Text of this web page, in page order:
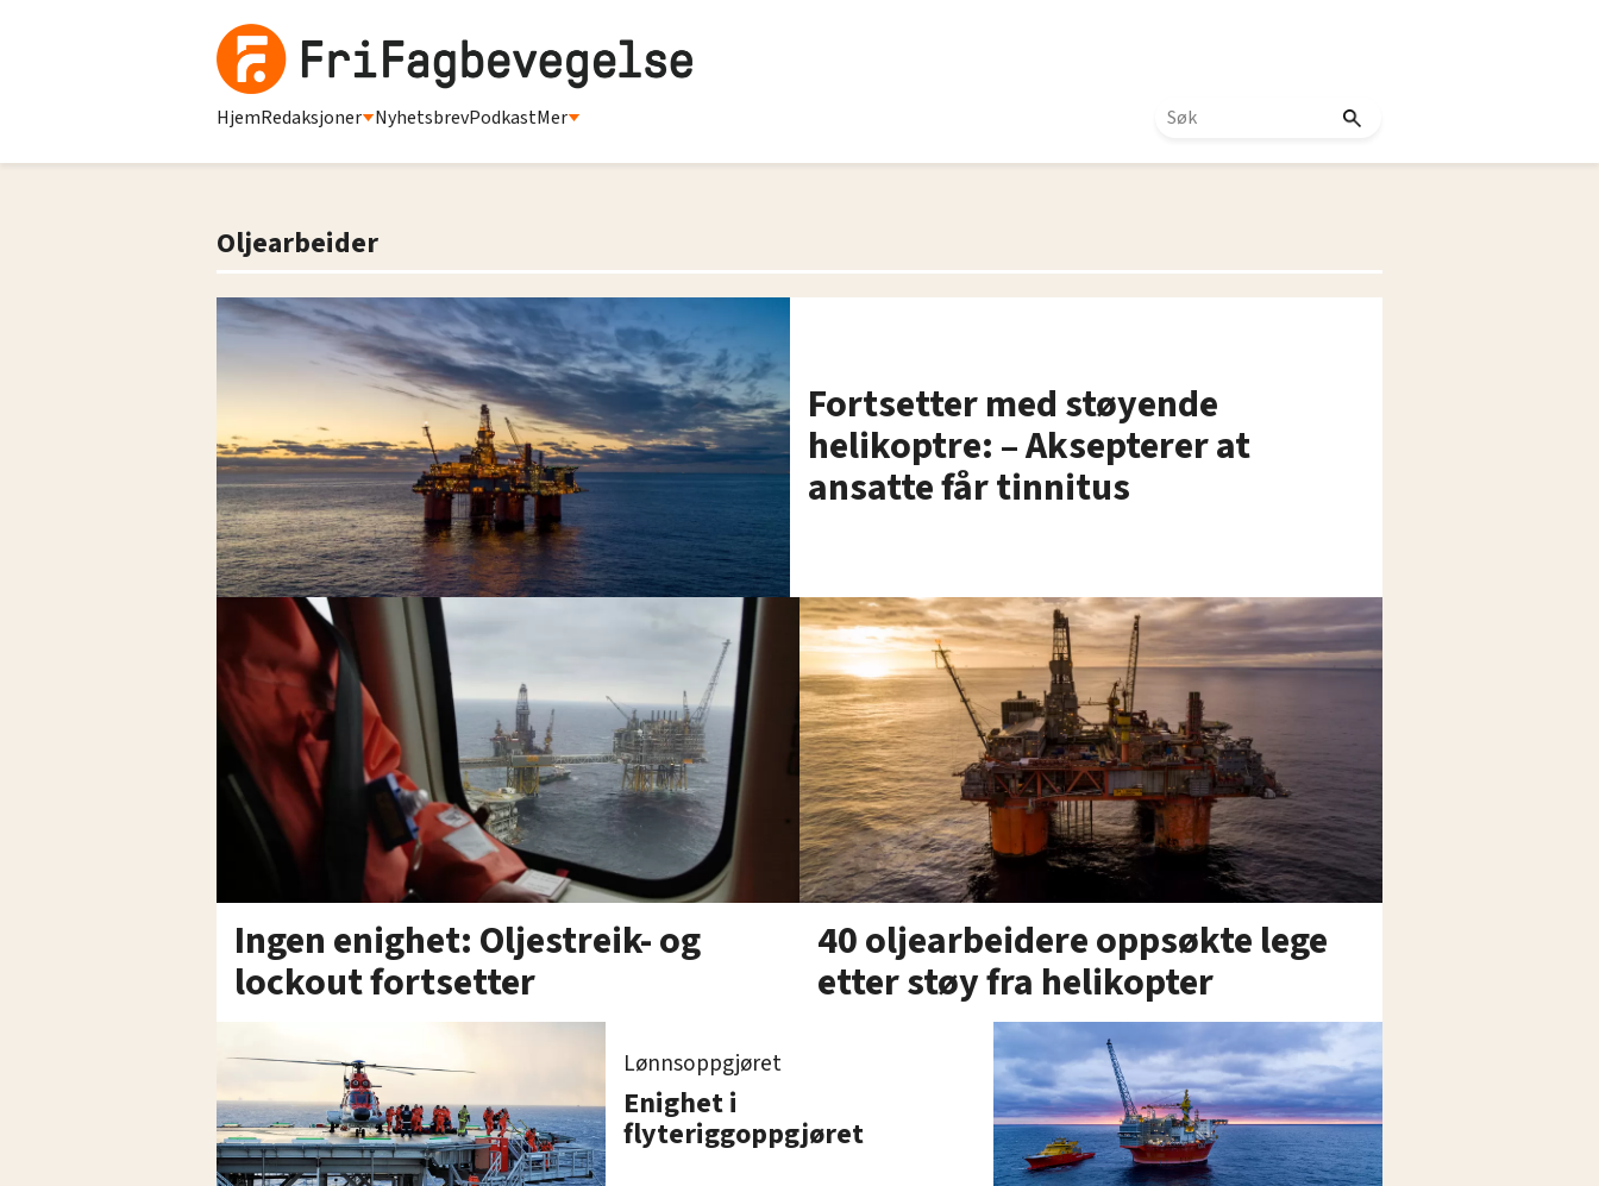
HjemRedaksjoner NyhetsbrevPodkastMer
Oljearbeider
Fortsetter med støyende
helikoptre: – Aksepterer at
ansatte får tinnitus
Ingen enighet: Oljestreik- og
lockout fortsetter
40 oljearbeidere oppsøkte lege
etter støy fra helikopter
Lønnsoppgjøret
Enighet i
flyteriggoppgjøret